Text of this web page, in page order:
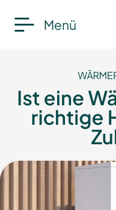
Menü
Ist eine
richtige